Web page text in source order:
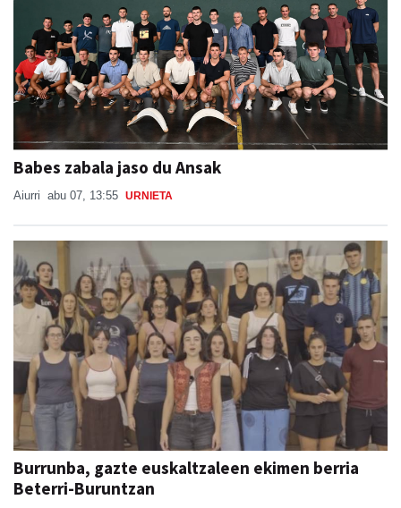
Babes zabala jaso du Ansak
Aiurri abu 07, 13:55 URNIETA
Burrunba, gazte euskaltzaleen ekimen berria
Beterri-Buruntzan